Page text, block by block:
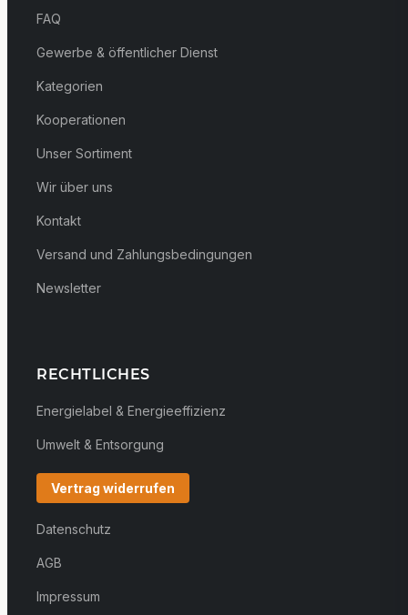
FAQ
Gewerbe & öffentlicher Dienst
Kategorien
Kooperationen
Unser Sortiment
Wir über uns
Kontakt
Versand und Zahlungsbedingungen
Newsletter
RECHTLICHES
Energielabel & Energieeffizienz
Umwelt & Entsorgung
Vertrag widerrufen
Datenschutz
AGB
Impressum